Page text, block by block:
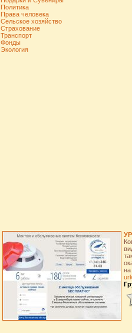
Политика
Права человека
Сельское хозяйство
Страхование
Транспорт
Фонды
Экология
на